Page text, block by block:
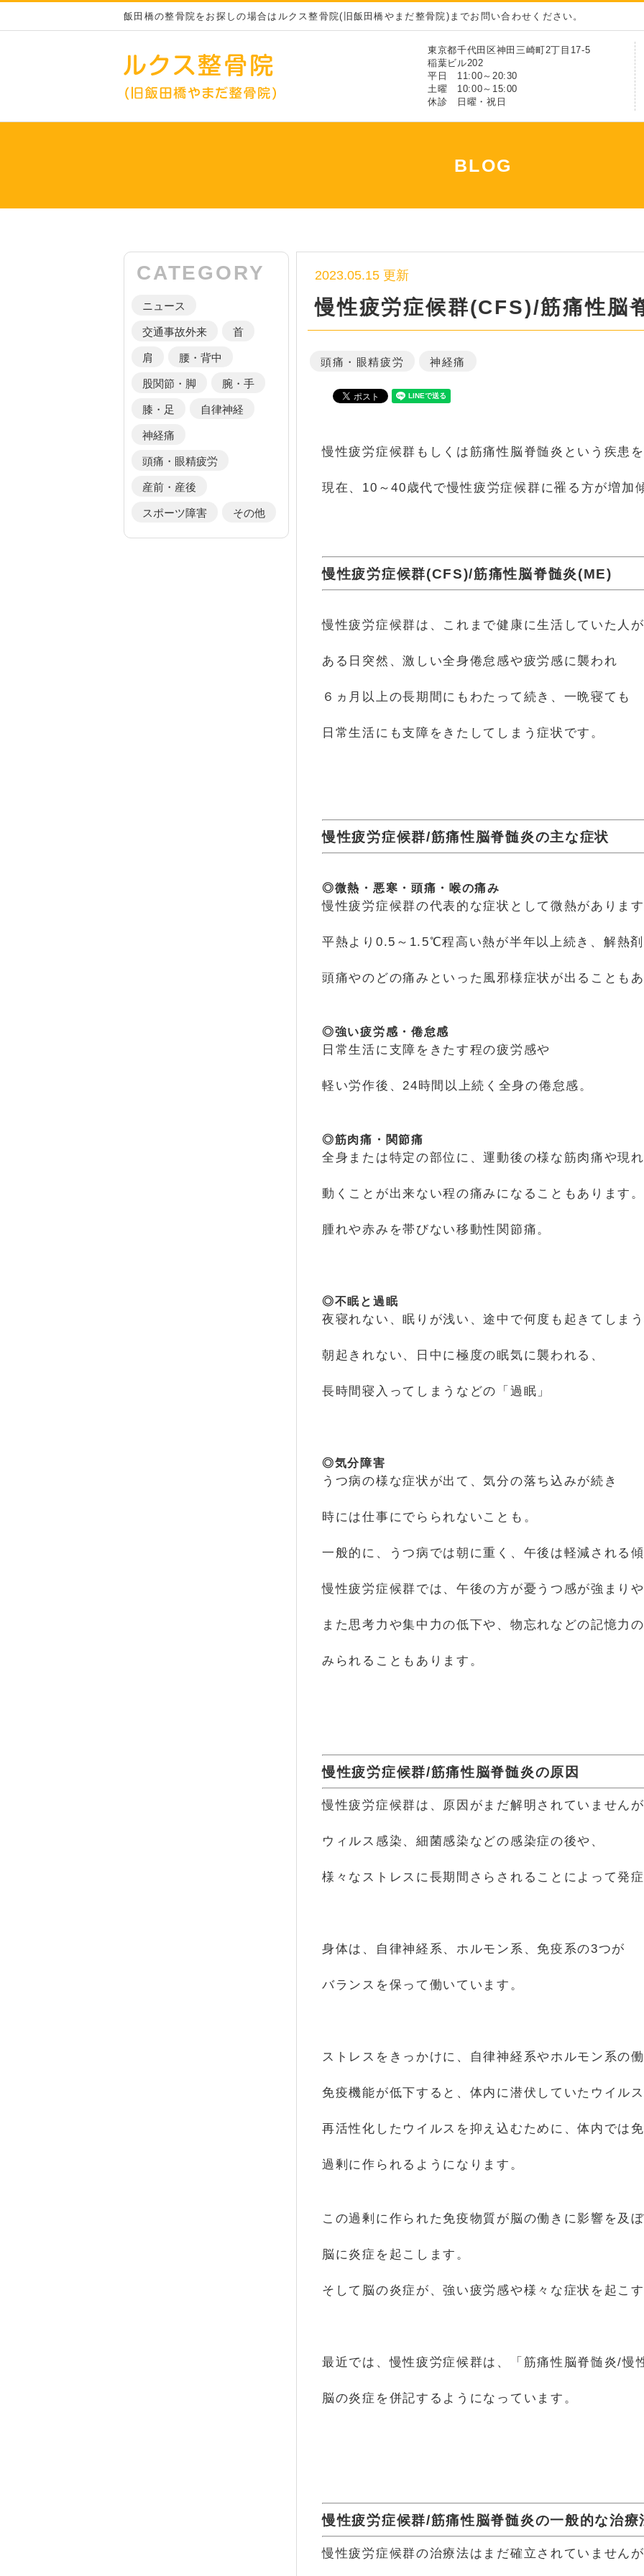
飯田橋の整骨院をお探しの場合はルクス整骨院(旧飯田橋やまだ整骨院)までお問い合わせください。
東京都千代田区神田三崎町2丁目17-5
稲葉ビル202
平日 11:00～20:30
土曜 10:00～15:00
休診 日曜・祝日
BLOG
CATEGORY
ニュース
交通事故外来 首
肩 腰・背中
股関節・脚 腕・手
膝・足 自律神経
神経痛
頭痛・眼精疲労
産前・産後
スポーツ障害 その他
2023.05.15 更新
慢性疲労症候群(CFS)/筋痛性脳
頭痛・眼精疲労 神経痛
慢性疲労症候群もしくは筋痛性脳脊髄炎という疾患
現在、10～40歳代で慢性疲労症候群に罹る方が増加
慢性疲労症候群(CFS)/筋痛性脳脊髄炎(ME)
慢性疲労症候群は、これまで健康に生活していた人が
ある日突然、激しい全身倦怠感や疲労感に襲われ
６ヵ月以上の長期間にもわたって続き、一晩寝ても
日常生活にも支障をきたしてしまう症状です。
慢性疲労症候群/筋痛性脳脊髄炎の主な症状
◎微熱・悪寒・頭痛・喉の痛み
慢性疲労症候群の代表的な症状として微熱があります
平熱より0.5～1.5℃程高い熱が半年以上続き、解熱剤
頭痛やのどの痛みといった風邪様症状が出ることもあ
◎強い疲労感・倦怠感
日常生活に支障をきたす程の疲労感や
軽い労作後、24時間以上続く全身の倦怠感。
◎筋肉痛・関節痛
全身または特定の部位に、運動後の様な筋肉痛や現れ
動くことが出来ない程の痛みになることもあります。
腫れや赤みを帯びない移動性関節痛。
◎不眠と過眠
夜寝れない、眠りが浅い、途中で何度も起きてしまう
朝起きれない、日中に極度の眠気に襲われる、
長時間寝入ってしまうなどの「過眠」
◎気分障害
うつ病の様な症状が出て、気分の落ち込みが続き
時には仕事にでらられないことも。
一般的に、うつ病では朝に重く、午後は軽減される
慢性疲労症候群では、午後の方が憂うつ感が強まりや
また思考力や集中力の低下や、物忘れなどの記憶力
みられることもあります。
慢性疲労症候群/筋痛性脳脊髄炎の原因
慢性疲労症候群は、原因がまだ解明されていませんが
ウィルス感染、細菌感染などの感染症の後や、
様々なストレスに長期間さらされることによって発
身体は、自律神経系、ホルモン系、免疫系の3つが
バランスを保って働いています。
ストレスをきっかけに、自律神経系やホルモン系の
免疫機能が低下すると、体内に潜伏していたウイル
再活性化したウイルスを抑え込むために、体内では
過剰に作られるようになります。
この過剰に作られた免疫物質が脳の働きに影響を及ぼ
脳に炎症を起こします。
そして脳の炎症が、強い疲労感や様々な症状を起こ
最近では、慢性疲労症候群は、「筋痛性脳脊髄炎/慢
脳の炎症を併記するようになっています。
慢性疲労症候群/筋痛性脳脊髄炎の一般的な治療
慢性疲労症候群の治療法はまだ確立されていませんが